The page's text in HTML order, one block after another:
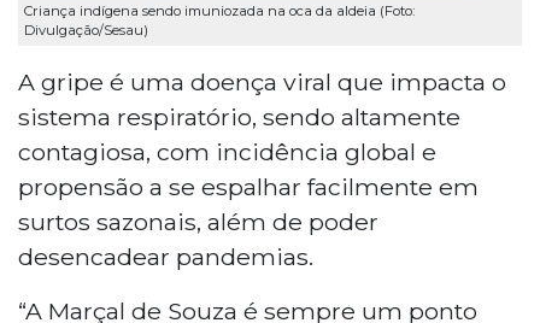
Criança indígena sendo imuniozada na oca da aldeia (Foto:
Divulgação/Sesau)
A gripe é uma doença viral que impacta o
sistema respiratório, sendo altamente
contagiosa, com incidência global e
propensão a se espalhar facilmente em
surtos sazonais, além de poder
desencadear pandemias.
“A Marçal de Souza é sempre um ponto